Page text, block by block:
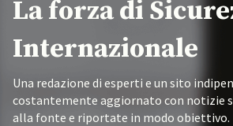
La forza di
Internazionale
Una redazione di esperti e un sito
costantemente aggiornato con notizie
alla fonte e riportate in modo obiettivo.